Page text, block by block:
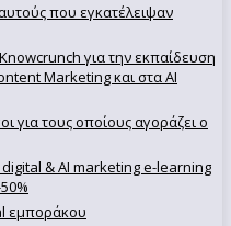
που εγκατέλειψαν
για την εκπαίδευση
Marketing και στα AI
για τους οποίους αγοράζει ο
& AI marketing e-learning
εμποράκου